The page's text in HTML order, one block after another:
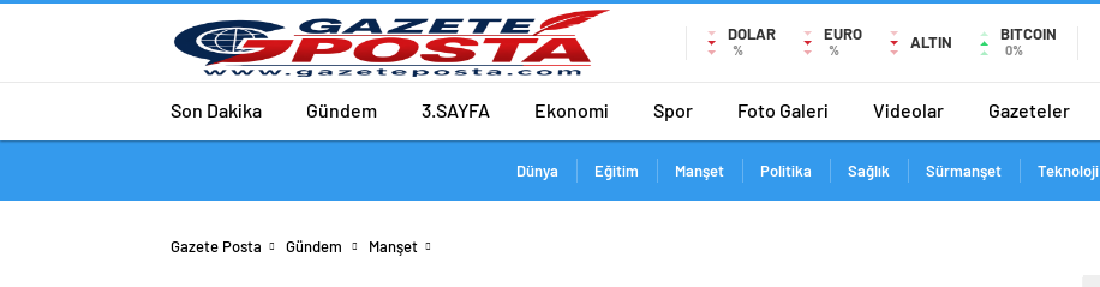
DOLAR
%
EURO
% ALTIN BITCOIN
0%
Son Dakika Gündem 3.SAYFA Ekonomi Spor Foto Galeri Videolar Gazeteler
Dünya Eğitim Manşet Politika Sağlık Sürmanşet Teknoloji
Gazete Posta Gündem Manşet